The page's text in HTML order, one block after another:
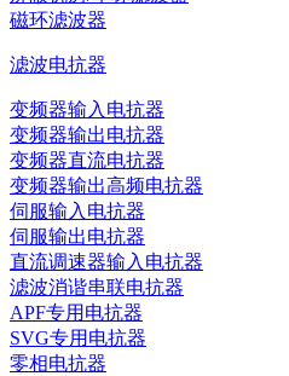
磁环滤波器
滤波电抗器
变频器输入电抗器
变频器输出电抗器
变频器直流电抗器
变频器输出高频电抗器
伺服输入电抗器
伺服输出电抗器
直流调速器输入电抗器
滤波消谐串联电抗器
APF专用电抗器
SVG专用电抗器
零相电抗器